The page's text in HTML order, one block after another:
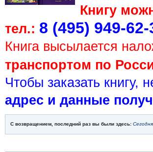
Книгу
тел.: 8 (495) 949-62-
Книга высылается
транспортом по
Чтобы заказать
адрес и данные
С возвращением, последний раз вы были здесь: